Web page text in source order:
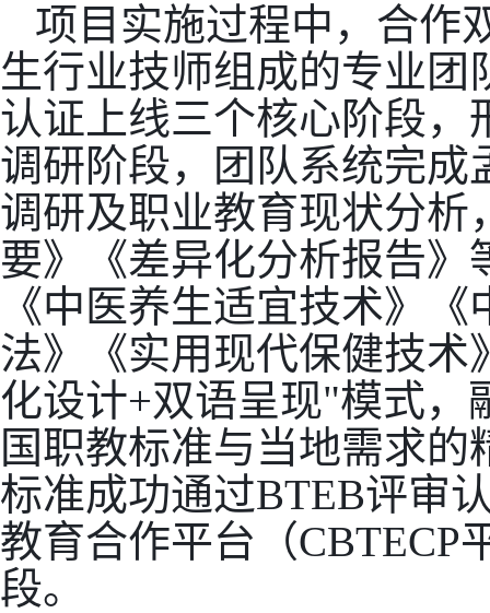
项目实施过程中，合作
生行业技师组成的专业
认证上线三个核心阶段，
调研阶段，团队系统完成
调研及职业教育现状分析
要》《差异化分析报告
《中医养生适宜技术》
法》《实用现代保健技术
化设计+双语呈现"模式，
国职教标准与当地需求的
标准成功通过BTEB评审
教育合作平台（CBTECP
段。